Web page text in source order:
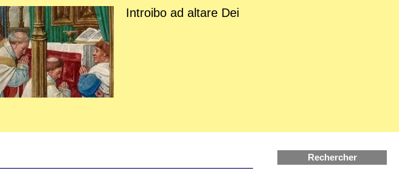
Introibo ad altare Dei
Rechercher